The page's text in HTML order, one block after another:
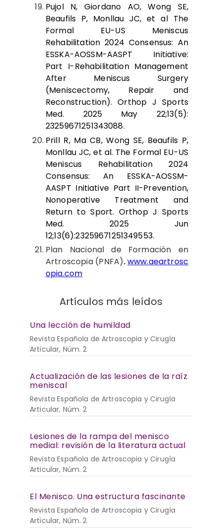
Pujol N, Giordano AO, Wong SE,
Beaufils P, Monllau JC, et al The
Formal EU-US Meniscus
Rehabilitation 2024 Consensus: An
ESSKA-AOSSM-AASPT Initiative:
Part I-Rehabilitation Management
After Meniscus Surgery
(Meniscectomy, Repair and
Reconstruction). Orthop J Sports
Med. 2025 May 22;13(5):
23259671251343088.
Prill R, Ma CB, Wong SE, Beaufils P,
Monllau JC, et al. The Formal EU-US
Meniscus Rehabilitation 2024
Consensus: An ESSKA-AOSSM-
AASPT Initiative Part II-Prevention,
Nonoperative Treatment and
Return to Sport. Orthop J Sports
Med. 2025 Jun
12;13(6):23259671251349553.
Plan Nacional de Formación en
Artroscopia (PNFA).www.aeartrosc
opia.com
Artículos más leídos
Una lección de humildad
Revista Española de Artroscopia y Cirugía
Articular, Núm. 2
Actualización de las lesiones de la raíz
meniscal
Revista Española de Artroscopia y Cirugía
Articular, Núm. 2
Lesiones de la rampa del menisco
medial: revisión de la literatura actual
Revista Española de Artroscopia y Cirugía
Articular, Núm. 2
El Menisco. Una estructura fascinante
Revista Española de Artroscopia y Cirugía
Articular, Núm. 2